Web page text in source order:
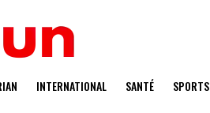
INTERNATIONAL SANTÉ SPORTS